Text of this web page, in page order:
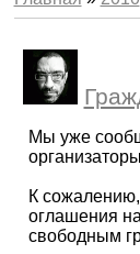
Мы уже
К
оглашения
свободным